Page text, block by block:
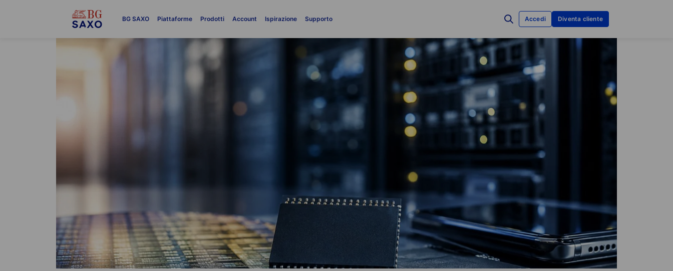
BG SAXO Piattaforme Prodotti Account Ispirazione Supporto Accedi Diventa cliente